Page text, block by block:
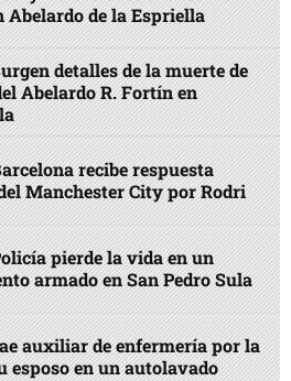
Abelardo de la Espriella
detalles de la muerte de
Abelardo R. Fortín en
recibe respuesta
Manchester City por Rodri
pierde la vida en un
armado en San Pedro Sula
auxiliar de enfermería por la
esposo en un autolavado